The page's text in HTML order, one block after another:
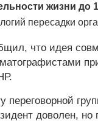
жизни до
пересадки
что идея
переговорной
доволен, но